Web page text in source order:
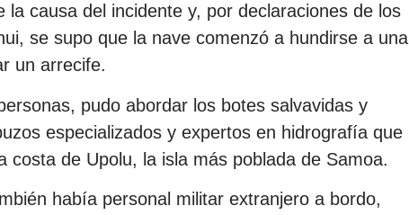
la causa del incidente y, por declaraciones de los
se supo que la nave comenzó a hundirse a una
un arrecife.
pudo abordar los botes salvavidas y
especializados y expertos en hidrografía que
costa de Upolu, la isla más poblada de Samoa.
había personal militar extranjero a bordo,